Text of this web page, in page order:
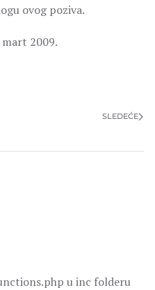
ovog poziva.
mart 2009.
SLEDEĆE
u inc folderu